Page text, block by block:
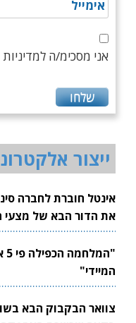
אני מסכימ/ה
ייצור
אינטל חוברת לחברה
את הדור הבא של מצעי
לשבבים
המיידי"